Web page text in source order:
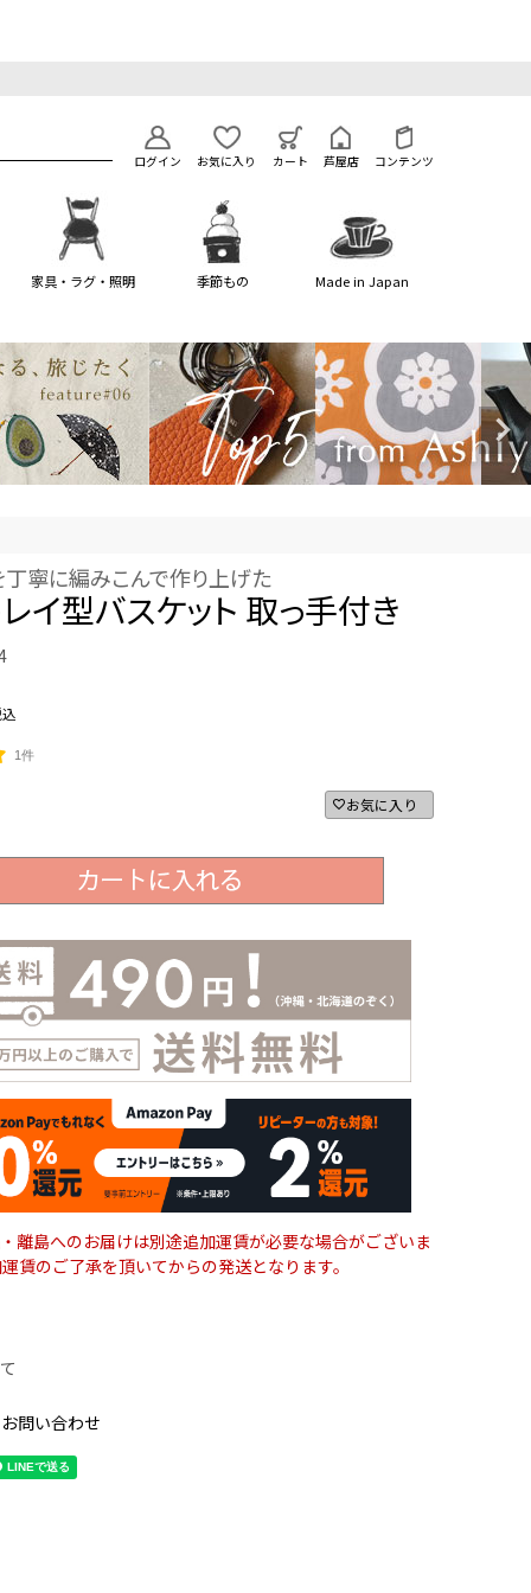
ログイン お気に入り カート 芦屋店 コンテンツ
家具・ラグ・照明 季節もの Made in Japan
寧に編みこんで作り上げた
イ型バスケット 取っ手付き
1件
お気に入り
離島へのお届けは別途追加運賃が必要な場合がございま
賃のご了承を頂いてからの発送となります。
問い合わせ